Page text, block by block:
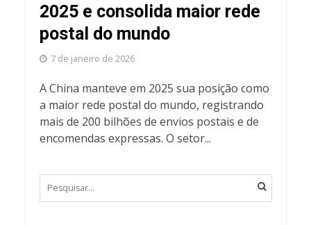
2025 e consolida maior rede
postal do mundo
7 de janeiro de 2026
A China manteve em 2025 sua posição como
a maior rede postal do mundo, registrando
mais de 200 bilhões de envios postais e de
encomendas expressas. O setor...